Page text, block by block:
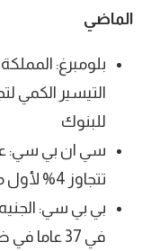
الماضي
بلومبرغ:
للبنوك
سي ان بي سي:
تتجاوز 4% لأول مرة منذ عام 2007
بي بي سي:
في 37 عاما في ظل تراجع مبيعات التجزئة